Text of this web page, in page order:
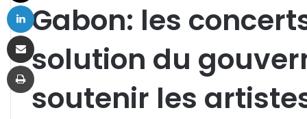
Gabon: les
solution du
soutenir les
Imprimer